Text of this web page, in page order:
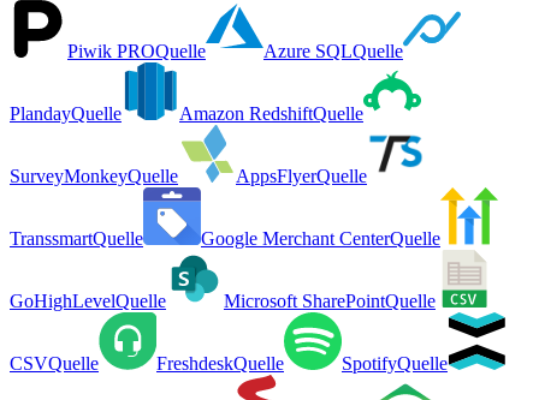
Piwik PROQuelle Azure SQLQuelle
PlandayQuelle Amazon RedshiftQuelle
SurveyMonkeyQuelle AppsFlyerQuelle
TranssmartQuelle Google Merchant CenterQuelle
GoHighLevelQuelle Microsoft SharePointQuelle
CSVQuelle FreshdeskQuelle SpotifyQuelle